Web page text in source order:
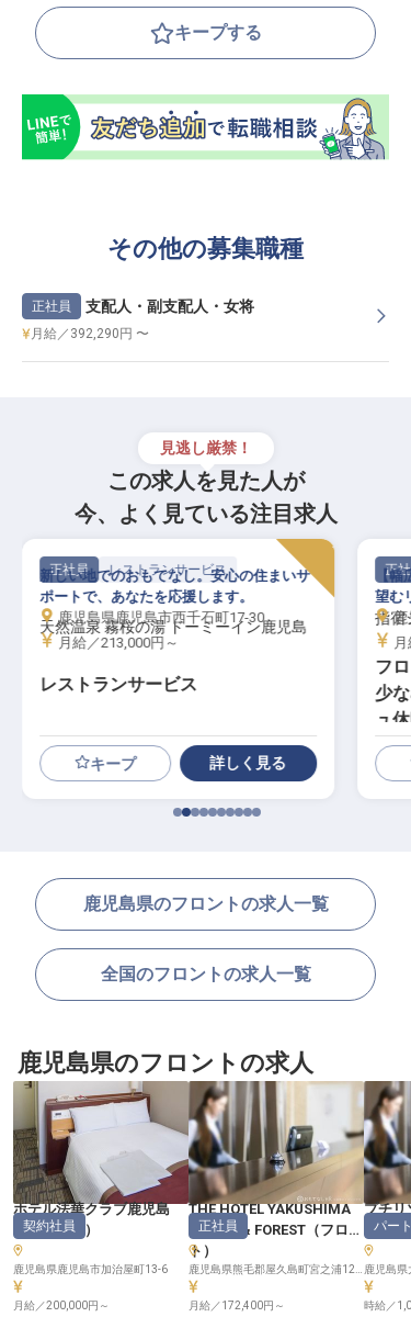
キープする
その他の募集職種
正社員 支配人・副支配人・女将
月給／392,290円 〜
見逃し厳禁！
この求人を見た人が
今、よく見ている注目求人
正社員 レストランサービス
天然温泉 霧桜の湯 ドーミーイン鹿児島
レストランサービス
新しい地でのおもてなし。安心の住まいサ
ポートで、あなたを応援します。
鹿児島県鹿児島市西千石町17-30
月給／213,000円～
キープ 詳しく見る
正社
指宿
フ
少
ュ休
【幅
望む
鹿
鹿児島県のフロントの求人一覧
全国のフロントの求人一覧
鹿児島県のフロントの求人
ホテル法華クラブ鹿児島
（フロント ）
契約社員
鹿児島県鹿児島市加治屋町13-6
月給／200,000円～
THE HOTEL YAKUSHIMA
OCEAN & FOREST （フロン
ト ）
正社員
月給／172,400円～
プチリ
ー奄美
パー
鹿児島
時給／